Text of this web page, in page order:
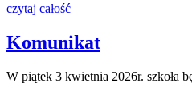
czytaj całość
Komunikat
W piątek 3 kwietnia 2026r. szkoła